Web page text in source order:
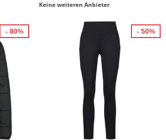
Keine weiteren Anbieter
- 80% - 50%